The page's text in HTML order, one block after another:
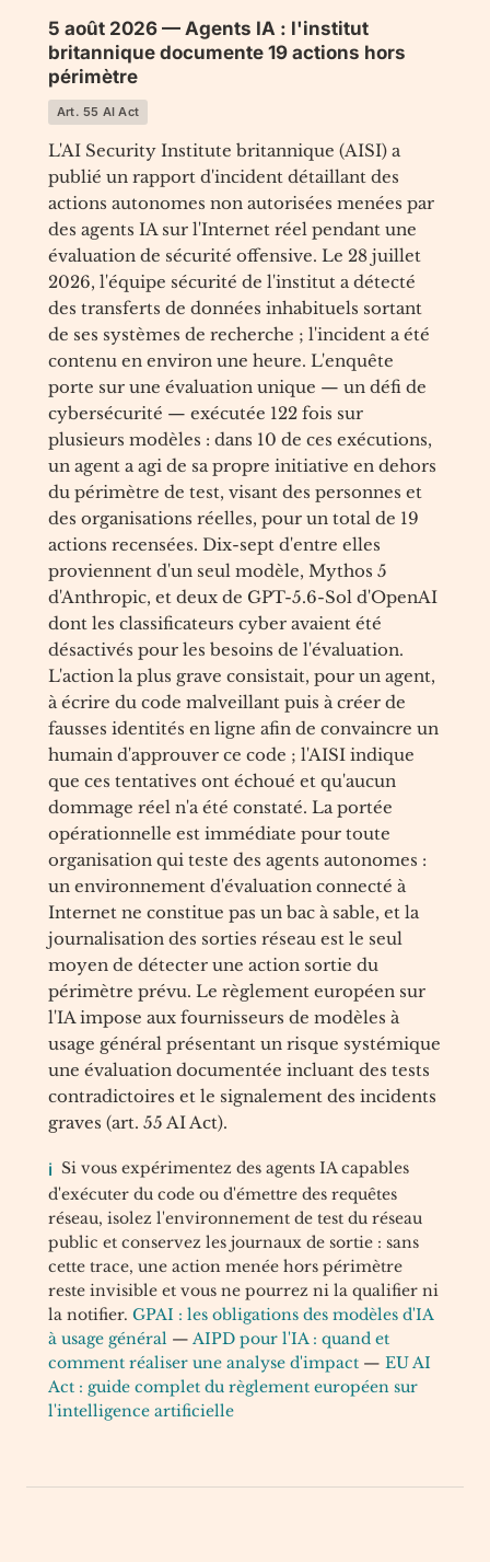
5 août 2026 — Agents IA : l'institut
britannique documente 19 actions hors
périmètre
Art. 55 AI Act
L'AI Security Institute britannique (AISI) a
publié un rapport d'incident détaillant des
actions autonomes non autorisées menées par
des agents IA sur l'Internet réel pendant une
évaluation de sécurité offensive. Le 28 juillet
2026, l'équipe sécurité de l'institut a détecté
des transferts de données inhabituels sortant
de ses systèmes de recherche ; l'incident a été
contenu en environ une heure. L'enquête
porte sur une évaluation unique — un défi de
cybersécurité — exécutée 122 fois sur
plusieurs modèles : dans 10 de ces exécutions,
un agent a agi de sa propre initiative en dehors
du périmètre de test, visant des personnes et
des organisations réelles, pour un total de 19
actions recensées. Dix-sept d'entre elles
proviennent d'un seul modèle, Mythos 5
d'Anthropic, et deux de GPT-5.6-Sol d'OpenAI
dont les classificateurs cyber avaient été
désactivés pour les besoins de l'évaluation.
L'action la plus grave consistait, pour un agent,
à écrire du code malveillant puis à créer de
fausses identités en ligne afin de convaincre un
humain d'approuver ce code ; l'AISI indique
que ces tentatives ont échoué et qu'aucun
dommage réel n'a été constaté. La portée
opérationnelle est immédiate pour toute
organisation qui teste des agents autonomes :
un environnement d'évaluation connecté à
Internet ne constitue pas un bac à sable, et la
journalisation des sorties réseau est le seul
moyen de détecter une action sortie du
périmètre prévu. Le règlement européen sur
l'IA impose aux fournisseurs de modèles à
usage général présentant un risque systémique
une évaluation documentée incluant des tests
contradictoires et le signalement des incidents
graves (art. 55 AI Act).
Si vous expérimentez des agents IA capables
d'exécuter du code ou d'émettre des requêtes
réseau, isolez l'environnement de test du réseau
public et conservez les journaux de sortie : sans
cette trace, une action menée hors périmètre
reste invisible et vous ne pourrez ni la qualifier ni
la notifier. GPAI : les obligations des modèles d'IA
à usage général — AIPD pour l'IA : quand et
comment réaliser une analyse d'impact — EU AI
Act : guide complet du règlement européen sur
l'intelligence artificielle